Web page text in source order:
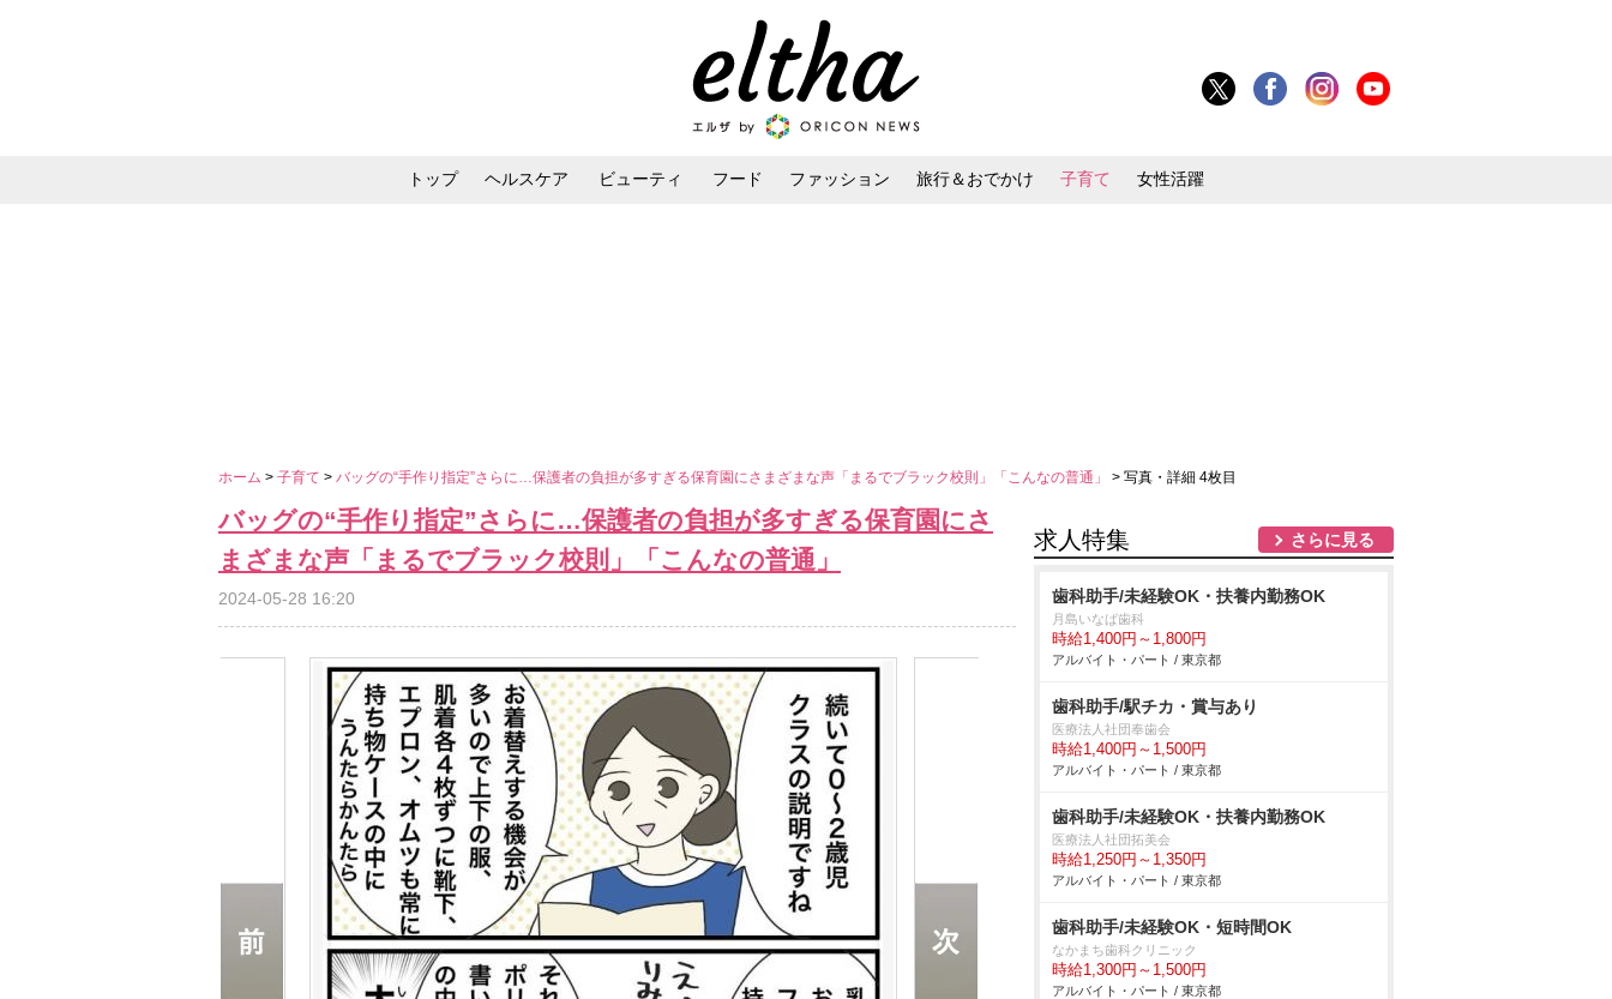
トップ ヘルスケア ビューティ フード ファッション 旅行＆おでかけ 子育て 女性活躍
ホーム > 子育て > バッグの“手作り指定”さらに…保護者の負担が多すぎる保育園にさまざまな声「まるでブラック校則」「こんなの普通」 > 写真・詳細 4枚目
バッグの“手作り指定”さらに…保護者の負担が多すぎる保育園にさ
まざまな声「まるでブラック校則」「こんなの普通」
2024-05-28 16:20
求人特集 さらに見る
歯科助手/未経験OK・扶養内勤務OK
月島いなば歯科
時給1,400円～1,800円
アルバイト・パート / 東京都
歯科助手/駅チカ・賞与あり
医療法人社団奉歯会
時給1,400円～1,500円
アルバイト・パート / 東京都
歯科助手/未経験OK・扶養内勤務OK
医療法人社団拓美会
時給1,250円～1,350円
アルバイト・パート / 東京都
歯科助手/未経験OK・短時間OK
なかまち歯科クリニック
時給1,300円～1,500円
アルバイト・パート / 東京都